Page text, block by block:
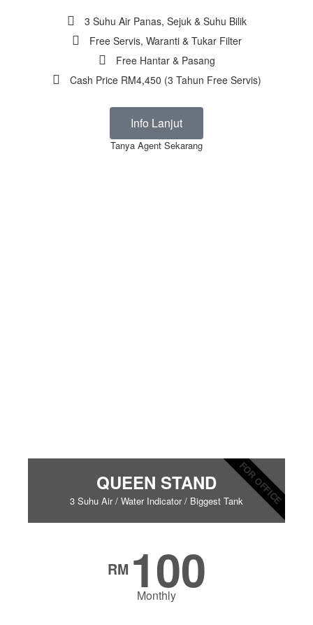
3 Suhu Air Panas, Sejuk & Suhu Bilik
Free Servis, Waranti & Tukar Filter
Free Hantar & Pasang
Cash Price RM4,450 (3 Tahun Free Servis)
Info Lanjut
Tanya Agent Sekarang
QUEEN STAND
3 Suhu Air / Water Indicator / Biggest Tank
RM 100
Monthly
FOR OFFICE